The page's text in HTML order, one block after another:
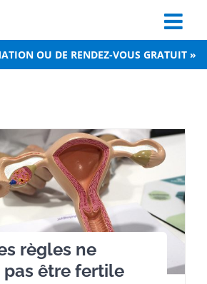
OU DE RENDEZ-VOUS GRATUIT »
règles ne
pas être fertile